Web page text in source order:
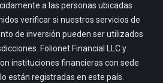
a las personas ubicadas
verificar si nuestros servicios de
de inversión pueden ser utilizados
Folionet Financial LLC y
instituciones financieras con sede
están registradas en este país.